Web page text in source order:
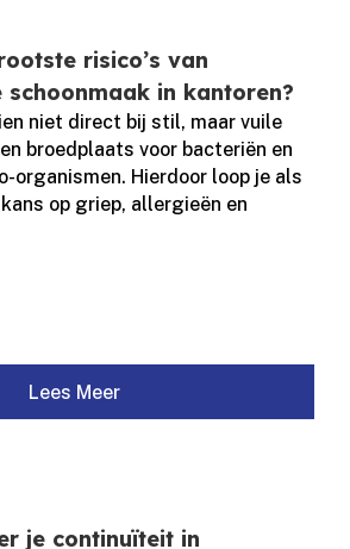
risico’s van
in kantoren?
niet direct bij stil, maar vuile
broedplaats voor bacteriën en
organismen.​ Hierdoor loop je als
op griep, allergieën en
Lees Meer
je continuïteit in